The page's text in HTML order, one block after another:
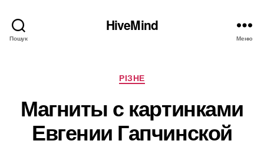
Пошук
HiveMind
Меню
Категорії
РІЗНЕ
Магниты с картинками
Евгении Гапчинской